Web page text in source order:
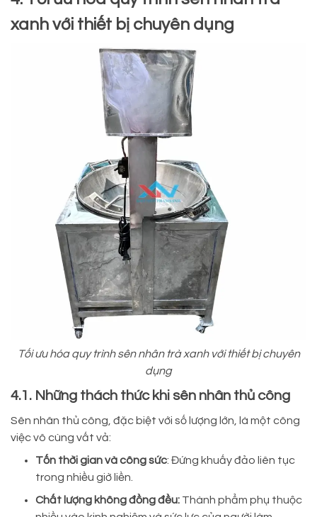
xanh với thiết bị chuyên dụng
Tối ưu hóa quy trình sên nhân trà xanh với thiết bị chuyên
dụng
4.1. Những thách thức khi sên nhân thủ công
Sên nhân thủ công, đặc biệt với số lượng lớn, là một công
việc vô cùng vất vả:
Tốn thời gian và công sức: Đứng khuấy đảo liên tục
trong nhiều giờ liền.
Chất lượng không đồng đều: Thành phẩm phụ thuộc